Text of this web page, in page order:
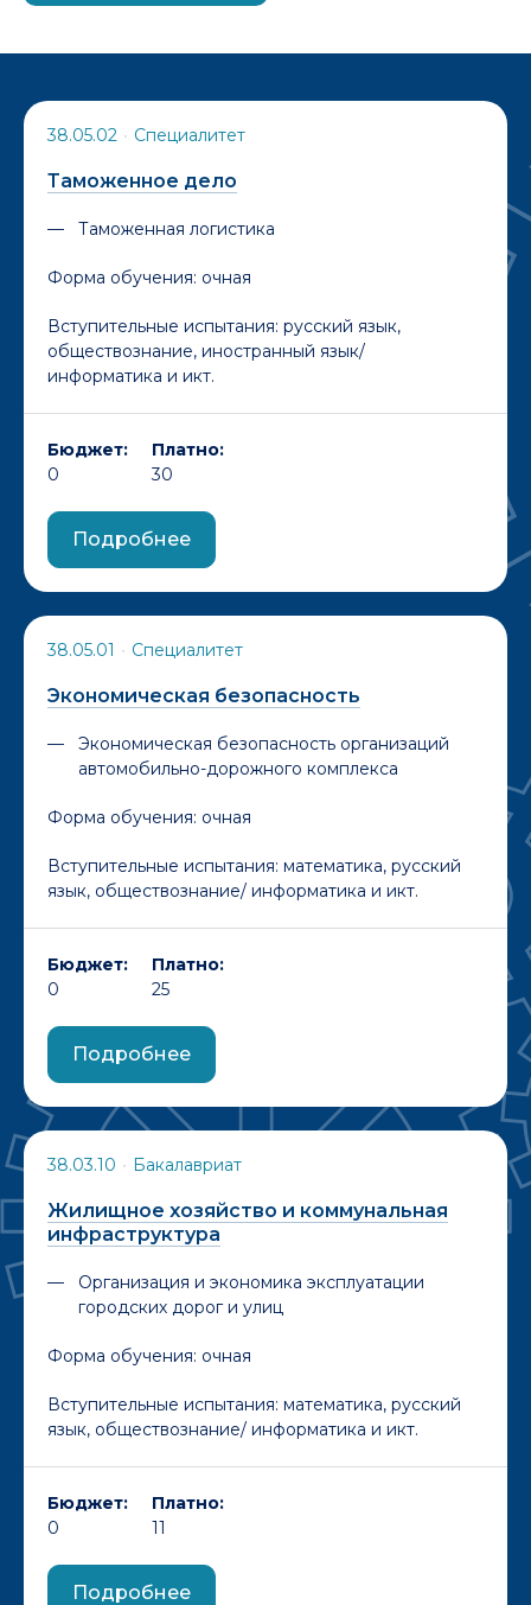
38.05.02 • Специалитет
Таможенное дело
Таможенная логистика
Форма обучения: очная
Вступительные испытания: русский язык,
обществознание, иностранный язык/
информатика и икт.
Бюджет:
0
Платно:
30
Подробнее
38.05.01 • Специалитет
Экономическая безопасность
Экономическая безопасность организаций
автомобильно-дорожного комплекса
Форма обучения: очная
Вступительные испытания: математика, русский
язык, обществознание/ информатика и икт.
Бюджет:
0
Платно:
25
Подробнее
38.03.10 • Бакалавриат
Жилищное хозяйство и коммунальная
инфраструктура
Организация и экономика эксплуатации
городских дорог и улиц
Форма обучения: очная
Вступительные испытания: математика, русский
язык, обществознание/ информатика и икт.
Бюджет:
0
Платно:
11
Подробнее